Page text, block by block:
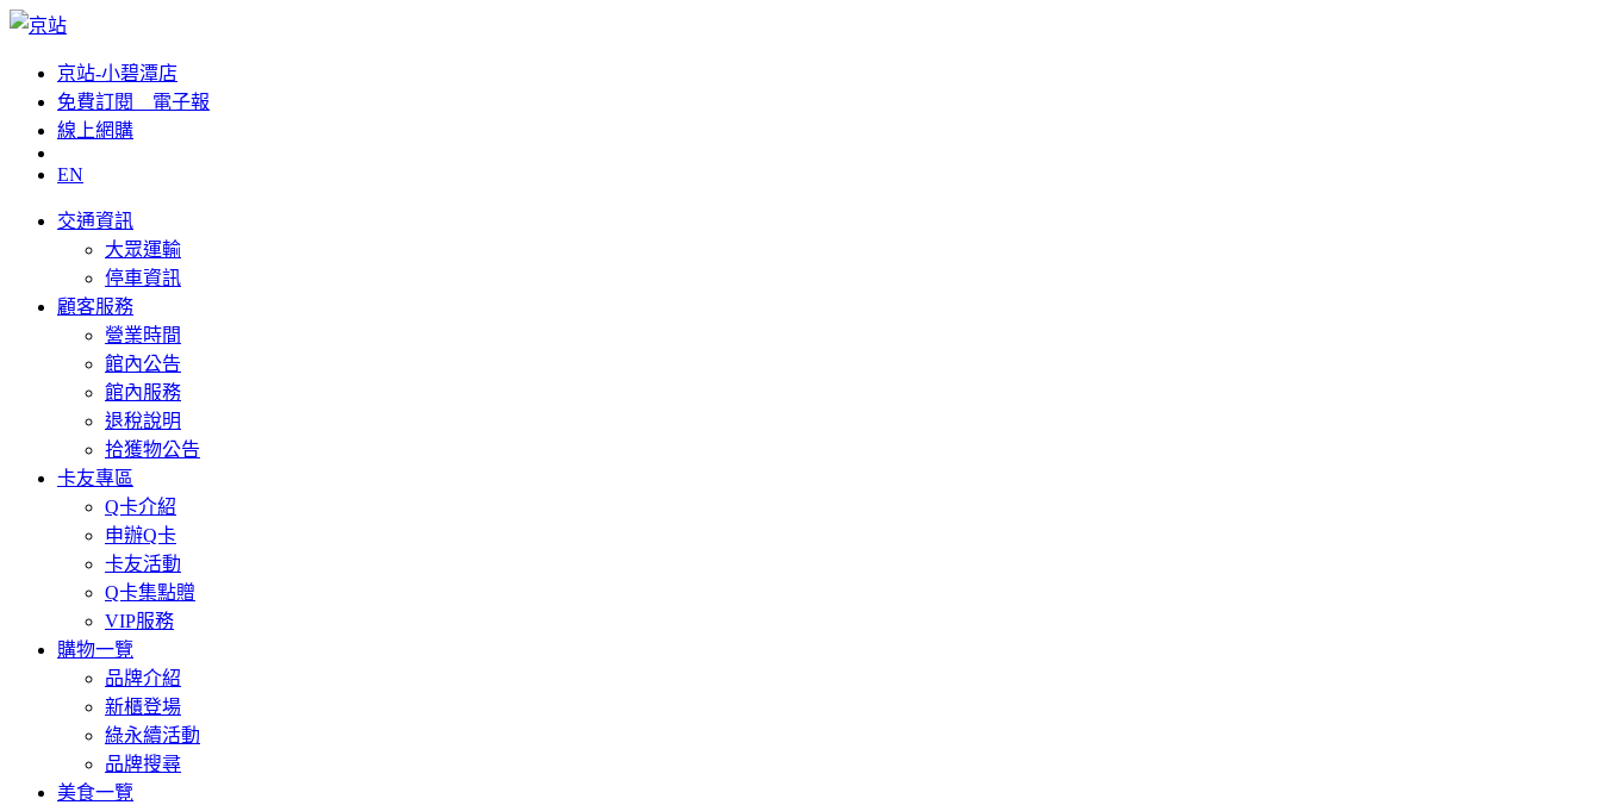
京站-小碧潭店
免費訂閱__電子報
線上網購
EN
交通資訊
大眾運輸
停車資訊
顧客服務
營業時間
館內公告
館內服務
退稅說明
拾獲物公告
卡友專區
Q卡介紹
申辦Q卡
卡友活動
Q卡集點贈
VIP服務
購物一覽
品牌介紹
新櫃登場
綠永續活動
品牌搜尋
美食一覽